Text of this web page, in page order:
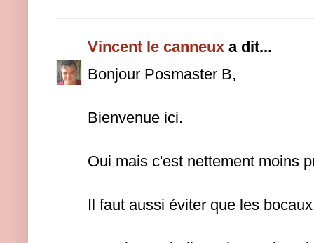
Vincent le canneux a dit...
Bonjour Posmaster B,
Bienvenue ici.
Oui mais c'est nettement moins
Il faut aussi éviter que les